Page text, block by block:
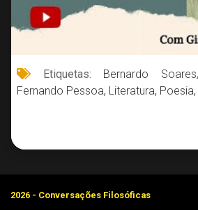
Etiquetas: Bernardo Soares
Fernando Pessoa, Literatura, Poesia,
2026 - Conversações Filosóficas